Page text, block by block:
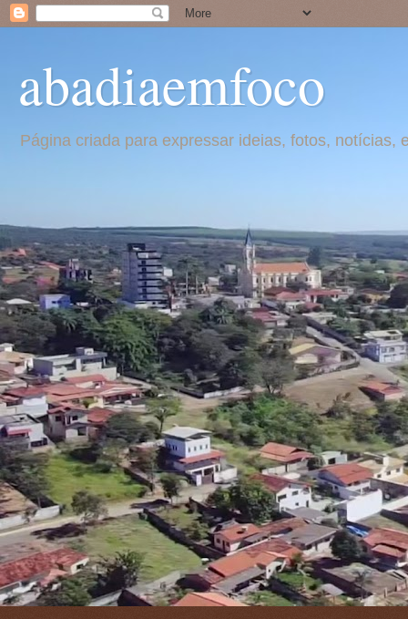
abadiaemfoco
Página criada para expressar ideias, fotos,